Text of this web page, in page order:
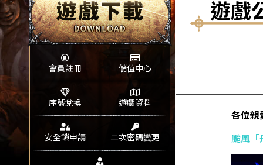
會員註冊 儲值中心
序號兌換 遊戲資料
安全鎖申請 二次密碼變更
遊戲
各位親
颱風「